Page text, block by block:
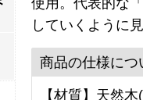
していくように
商品の仕様につ
【材質】天然